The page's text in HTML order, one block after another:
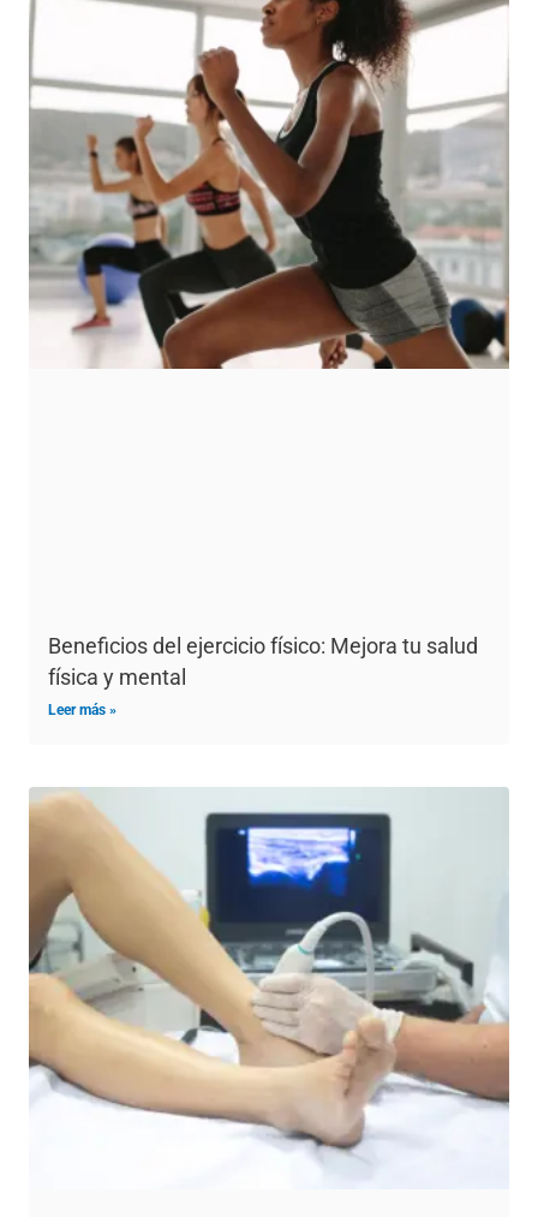
Beneficios del ejercicio físico: Mejora tu salud
física y mental
Leer más »